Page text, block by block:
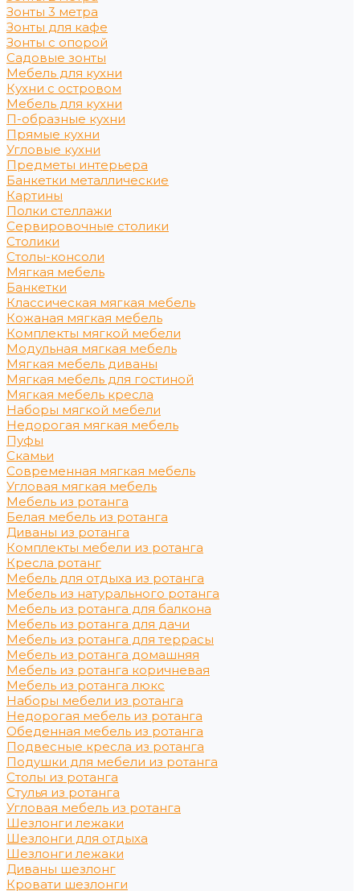
Зонты 3 метра
Зонты для кафе
Зонты с опорой
Садовые зонты
Мебель для кухни
Кухни с островом
Мебель для кухни
П-образные кухни
Прямые кухни
Угловые кухни
Предметы интерьера
Банкетки металлические
Картины
Полки стеллажи
Сервировочные столики
Столики
Столы-консоли
Мягкая мебель
Банкетки
Классическая мягкая мебель
Кожаная мягкая мебель
Комплекты мягкой мебели
Модульная мягкая мебель
Мягкая мебель диваны
Мягкая мебель для гостиной
Мягкая мебель кресла
Наборы мягкой мебели
Недорогая мягкая мебель
Пуфы
Скамьи
Современная мягкая мебель
Угловая мягкая мебель
Мебель из ротанга
Белая мебель из ротанга
Диваны из ротанга
Комплекты мебели из ротанга
Кресла ротанг
Мебель для отдыха из ротанга
Мебель из натурального ротанга
Мебель из ротанга для балкона
Мебель из ротанга для дачи
Мебель из ротанга для террасы
Мебель из ротанга домашняя
Мебель из ротанга коричневая
Мебель из ротанга люкс
Наборы мебели из ротанга
Недорогая мебель из ротанга
Обеденная мебель из ротанга
Подвесные кресла из ротанга
Подушки для мебели из ротанга
Столы из ротанга
Стулья из ротанга
Угловая мебель из ротанга
Шезлонги лежаки
Шезлонги для отдыха
Шезлонги лежаки
Диваны шезлонг
Кровати шезлонги